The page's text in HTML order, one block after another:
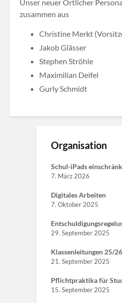
Unser neuer Örtlicher
zusammen aus
Christine Merkt
Jakob Glässer
Stephen Ströhle
Maximilian Deifel
Gurly Schmidt
Organisation
Schul-iPads
7. März 2026
Digitales Arbeiten
7. Oktober 2025
29. September 2025
Klassenleitungen 25/26
21. September 2025
Pflichtpraktika für
15. September 2025